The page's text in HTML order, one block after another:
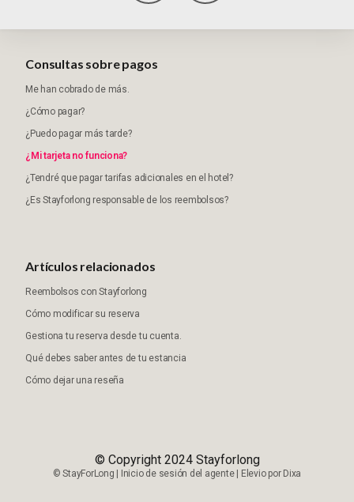
Consultas sobre pagos
Me han cobrado de más.
¿Cómo pagar?
¿Puedo pagar más tarde?
¿Mi tarjeta no funciona?
¿Tendré que pagar tarifas adicionales en el hotel?
¿Es Stayforlong responsable de los reembolsos?
Artículos relacionados
Reembolsos con Stayforlong
Cómo modificar su reserva
Gestiona tu reserva desde tu cuenta.
Qué debes saber antes de tu estancia
Cómo dejar una reseña
© Copyright 2024 Stayforlong
©StayForLong | Inicio de sesión del agente| Elevio por Dixa